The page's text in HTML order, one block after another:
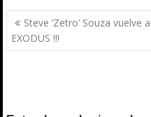
Navegación
de
entradas
Steve ‘Zetro’ Souza vuelve a
EXODUS !!!